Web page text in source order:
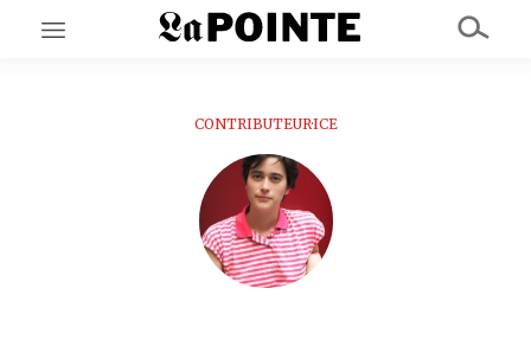
EN CE MOMENT
EN CHANTIER
CONTRIBUTEUR·ICE